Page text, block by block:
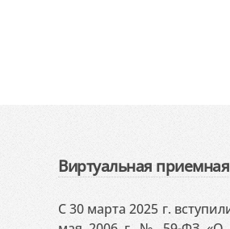
Виртуальная приемная
С 30 марта 2025 г.